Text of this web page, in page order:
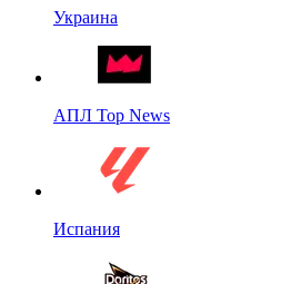
Украина
АПЛ Top News
Испания